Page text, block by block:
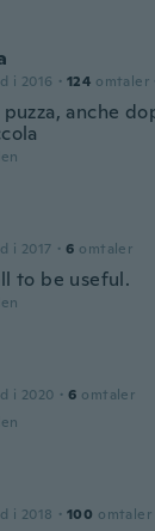
i 2016 · 124 omtaler
puzza, anche
i 2017 · 6 omtaler
to be useful.
i 2020 · 6 omtaler
i 2018 · 100 omtaler